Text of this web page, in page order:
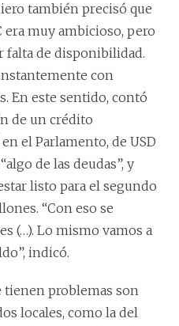
también precisó que
era muy ambicioso, pero
falta de disponibilidad.
con
En este sentido, contó
de un crédito
el Parlamento, de USD
de las deudas”, y
listo para el segundo
“Con eso se
(…). Lo mismo vamos a
indicó.
tienen problemas son
locales, como la del